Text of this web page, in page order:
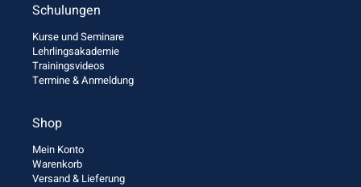
Schulungen
Kurse und Seminare
Lehrlingsakademie
Trainingsvideos
Termine & Anmeldung
Shop
Mein Konto
Warenkorb
Versand & Lieferung